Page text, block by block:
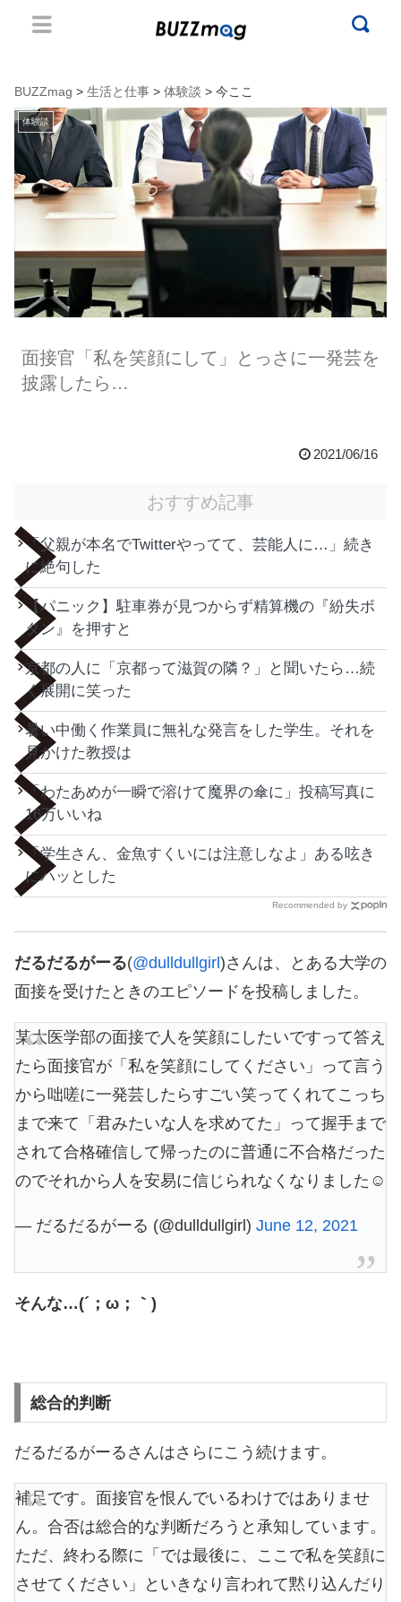
BUZZmag > 生活と仕事 > 体験談 > 今ここ
体験談
面接官「私を笑顔にして」とっさに一発芸を
披露したら…
2021/06/16
おすすめ記事
「父親が本名でTwitterやってて、芸能人に…」続き
に絶句した
【パニック】駐車券が見つからず精算機の『紛失ボ
タン』を押すと
京都の人に「京都って滋賀の隣？」と聞いたら…続
く展開に笑った
暑い中働く作業員に無礼な発言をした学生。それを
見かけた教授は
「わたあめが一瞬で溶けて魔界の傘に」投稿写真に
16万いいね
「学生さん、金魚すくいには注意しなよ」ある呟き
にハッとした
Recommended by
だるだるがーる(@dulldullgirl)さんは、とある大学の
面接を受けたときのエピソードを投稿しました。
某大医学部の面接で人を笑顔にしたいですって答え
たら面接官が「私を笑顔にしてください」って言う
から咄嗟に一発芸したらすごい笑ってくれてこっち
まで来て「君みたいな人を求めてた」って握手まで
されて合格確信して帰ったのに普通に不合格だった
のでそれから人を安易に信じられなくなりました☺️
— だるだるがーる (@dulldullgirl) June 12, 2021
そんな…(´；ω；｀)
総合的判断
だるだるがーるさんはさらにこう続けます。
補足です。面接官を恨んでいるわけではありませ
ん。合否は総合的な判断だろうと承知しています。
ただ、終わる際に「では最後に、ここで私を笑顔に
させてください」といきなり言われて黙り込んだり